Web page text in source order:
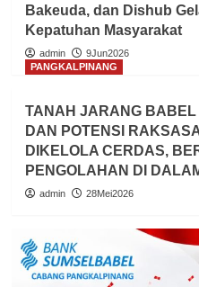
Bakeuda, dan Dishub
Kepatuhan Masyarakat
admin
9Jun2026
PANGKALPINANG
TANAH JARANG
DAN POTENSI
DIKELOLA CERDAS,
PENGOLAHAN DI
admin 28Mei2026